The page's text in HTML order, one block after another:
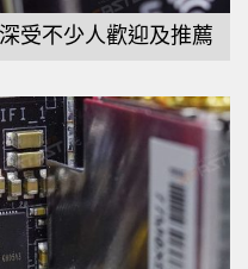
受不少人歡迎及推薦